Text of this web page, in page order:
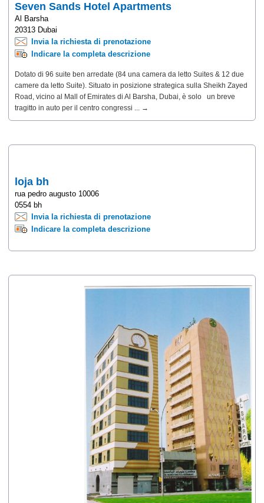
Seven Sands Hotel Apartments
Al Barsha
20313 Dubai
Invia la richiesta di prenotazione
Indicare la completa descrizione
Dotato di 96 suite ben arredate (84 una camera da letto Suites & 12 due
camere da letto Suite). Situato in posizione strategica sulla Sheikh Zayed
Road, vicino al Mall of Emirates di Al Barsha, Dubai, è solo un breve
tragitto in auto per il centro congressi ... →
loja bh
rua pedro augusto 10006
0554 bh
Invia la richiesta di prenotazione
Indicare la completa descrizione